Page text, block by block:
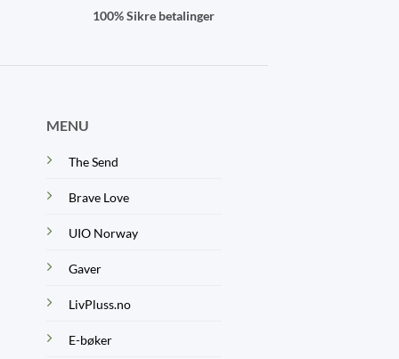
100% Sikre betalinger
MENU
The Send
Brave Love
UIO Norway
Gaver
LivPluss.no
E-bøker